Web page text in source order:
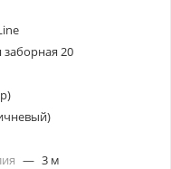
20
— 3 м